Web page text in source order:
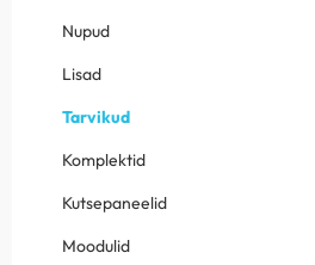
Nupud
Lisad
Tarvikud
Komplektid
Kutsepaneelid
Moodulid